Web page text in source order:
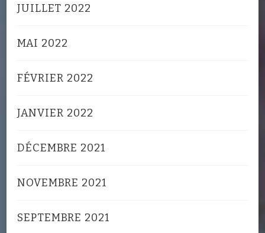
JUILLET 2022
MAI 2022
FÉVRIER 2022
JANVIER 2022
DÉCEMBRE 2021
NOVEMBRE 2021
SEPTEMBRE 2021